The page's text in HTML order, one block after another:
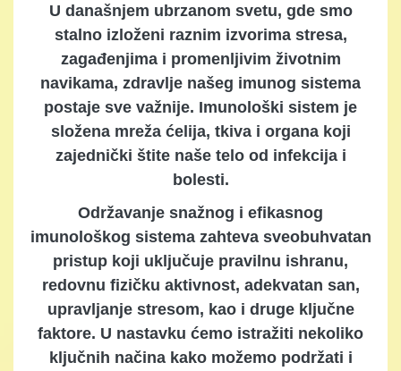
U današnjem ubrzanom svetu, gde smo
stalno izloženi raznim izvorima stresa,
zagađenjima i promenljivim životnim
navikama, zdravlje našeg imunog sistema
postaje sve važnije. Imunološki sistem je
složena mreža ćelija, tkiva i organa koji
zajednički štite naše telo od infekcija i
bolesti.
Održavanje snažnog i efikasnog
imunološkog sistema zahteva sveobuhvatan
pristup koji uključuje pravilnu ishranu,
redovnu fizičku aktivnost, adekvatan san,
upravljanje stresom, kao i druge ključne
faktore. U nastavku ćemo istražiti nekoliko
ključnih načina kako možemo podržati i